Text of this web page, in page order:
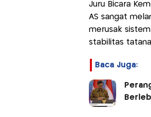
Juru Bicara
AS sangat
merusak
stabilitas
Baca Juga: